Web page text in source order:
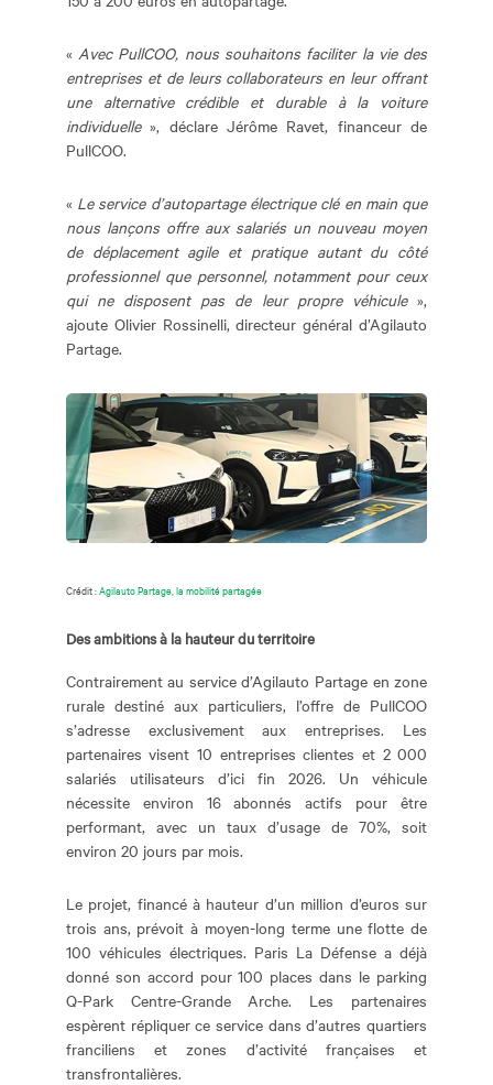
« Avec PullCOO, nous souhaitons faciliter la vie des
entreprises et de leurs collaborateurs en leur offrant
une alternative crédible et durable à la voiture
individuelle», déclare Jérôme Ravet, financeur de
PullCOO.
« Le service d’autopartage électrique clé en main que
nous lançons offre aux salariés un nouveau moyen
de déplacement agile et pratique autant du côté
professionnel que personnel, notamment pour ceux
qui ne disposent pas de leur propre véhicule»,
ajoute Olivier Rossinelli, directeur général d’Agilauto
Partage.
Crédit :Agilauto Partage, la mobilité partagée
Des ambitions à la hauteur du territoire
Contrairement au service d’Agilauto Partage en zone
rurale destiné aux particuliers, l’offre de PullCOO
s’adresse exclusivement aux entreprises. Les
partenaires visent 10 entreprises clientes et 2 000
salariés utilisateurs d’ici fin 2026. Un véhicule
nécessite environ 16 abonnés actifs pour être
performant, avec un taux d’usage de 70%, soit
environ 20 jours par mois.
Le projet, financé à hauteur d’un million d’euros sur
trois ans, prévoit à moyen-long terme une flotte de
100 véhicules électriques. Paris La Défense a déjà
donné son accord pour 100 places dans le parking
Q-Park Centre-Grande Arche. Les partenaires
espèrent répliquer ce service dans d’autres quartiers
franciliens et zones d’activité françaises et
transfrontalières.